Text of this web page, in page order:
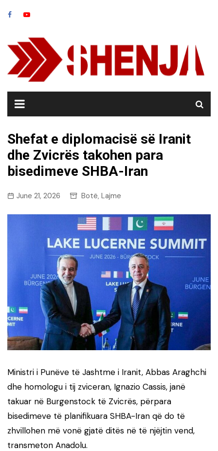
Shefat e diplomacisë së Iranit
dhe Zvicrës takohen para
bisedimeve SHBA-Iran
June 21, 2026 Botë, Lajme
Ministri i Punëve të Jashtme i Iranit, Abbas Araghchi
dhe homologu i tij zviceran, Ignazio Cassis, janë
takuar në Burgenstock të Zvicrës, përpara
bisedimeve të planifikuara SHBA-Iran që do të
zhvillohen më vonë gjatë ditës në të njëjtin vend,
transmeton Anadolu.